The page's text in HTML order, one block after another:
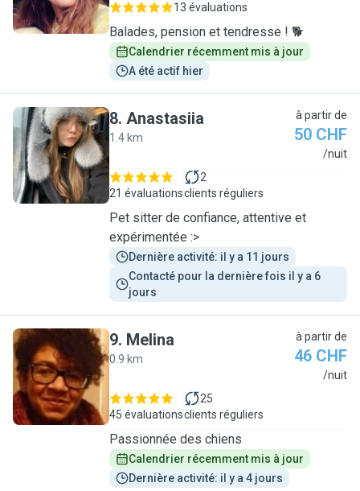
13 évaluations
Balades, pension et tendresse ! 🐕
Calendrier récemment mis à jour
A été actif hier
A
8. Anastasiia
1.4 km
à partir de
50 CHF
/nuit
21 évaluations
2
clients réguliers
Pet sitter de confiance, attentive et
expérimentée :>
Dernière activité: il y a 11 jours
Contacté pour la dernière fois il y a 6
jours
M
9. Melina
0.9 km
à partir de
46 CHF
/nuit
45 évaluations
25
clients réguliers
Passionnée des chiens
Calendrier récemment mis à jour
Dernière activité: il y a 4 jours